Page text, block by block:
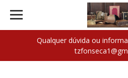
Qualquer dúvida ou